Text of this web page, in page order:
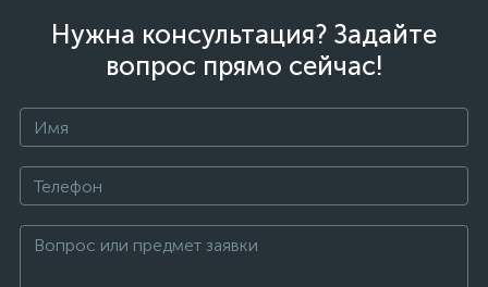
Нужна консультация? Задайте
вопрос прямо сейчас!